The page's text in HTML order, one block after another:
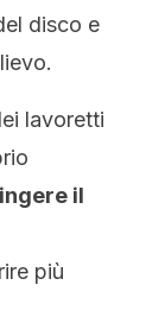
disco e
lavoretti
il
più